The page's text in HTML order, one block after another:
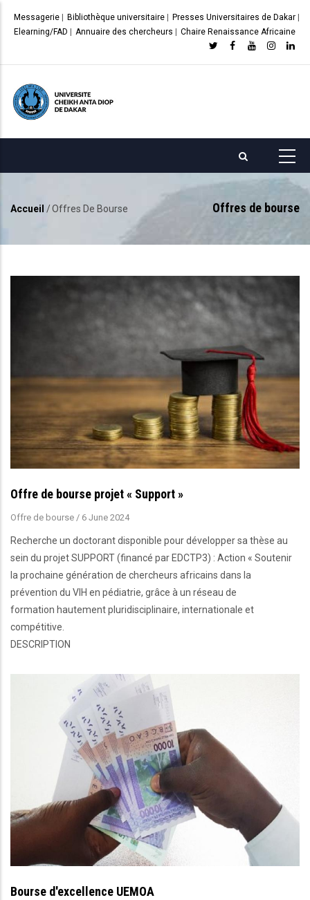
principal
Messagerie Bibliothèque universitaire Presses Universitaires de Dakar
Elearning/FAD
Annuaire des chercheurs Chaire Renaissance Africaine
Offres de bourse
d'Ariane
Accueil /Offres De Bourse
Offre de bourse projet « Support »
Offre de bourse / 6 June 2024
Recherche un doctorant disponible pour développer sa thèse au
sein du projet SUPPORT (financé par EDCTP3) : Action « Soutenir
la prochaine génération de chercheurs africains dans la
prévention du VIH en pédiatrie, grâce à un réseau de
formation hautement pluridisciplinaire, internationale et
compétitive.
DESCRIPTION
Bourse d'excellence UEMOA